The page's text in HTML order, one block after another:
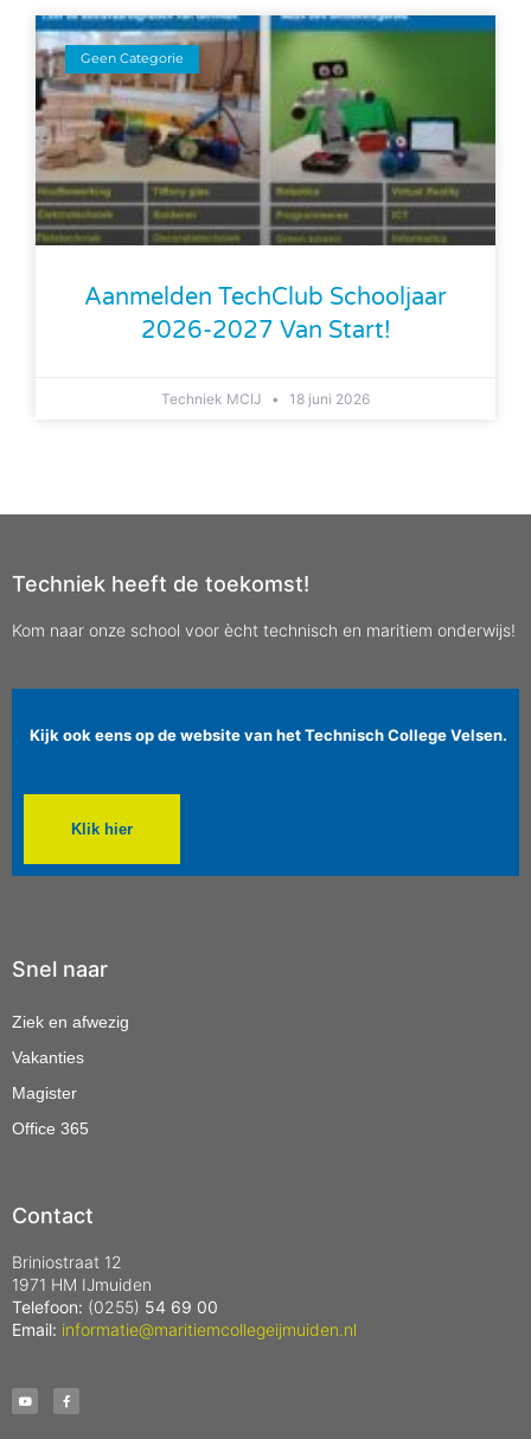
Geen Categorie
Aanmelden TechClub Schooljaar
2026-2027 Van Start!
Techniek MCIJ 18 juni 2026
Techniek heeft de toekomst!
Kom naar onze school voor ècht technisch en maritiem onderwijs!
Kijk ook eens op de website van het Technisch College Velsen.
Klik hier
Snel naar
Ziek en afwezig
Vakanties
Magister
Office 365
Contact
Briniostraat 12
1971 HM IJmuiden
Telefoon: (0255) 54 69 00
Email: informatie@maritiemcollegeijmuiden.nl